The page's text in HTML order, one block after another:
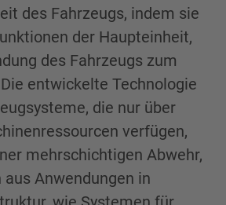
des Fahrzeugs, indem sie
der Haupteinheit,
des Fahrzeugs zum
entwickelte Technologie
die nur über
verfügen,
mehrschichtigen Abwehr,
Anwendungen in